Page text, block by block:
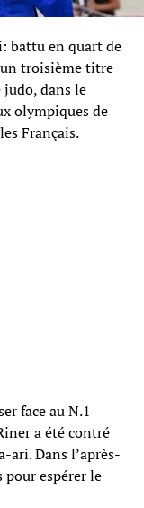
battu en quart de
un troisième titre
dans le
olympiques de
Français.
face au N.1
a été contré
ari. Dans l’après-
espérer le